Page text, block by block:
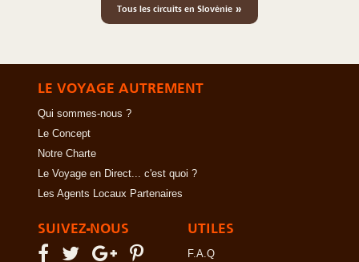
Tous les circuits en Slovénie »
LE VOYAGE AUTREMENT
Qui sommes-nous ?
Le Concept
Notre Charte
Le Voyage en Direct... c'est quoi ?
Les Agents Locaux Partenaires
SUIVEZ-NOUS UTILES
F.A.Q